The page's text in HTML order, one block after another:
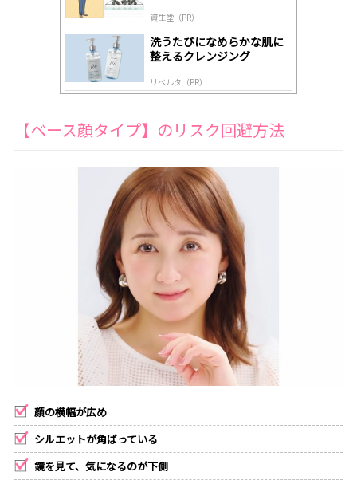
資生堂（PR）
洗うたびになめらかな肌に
整えるクレンジング
リベルタ（PR）
【ベース顔タイプ】のリスク回避方法
顔の横幅が広め
シルエットが角ばっている
鏡を見て、気になるのが下側